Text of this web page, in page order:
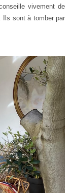
vivement de
sont à tomber par